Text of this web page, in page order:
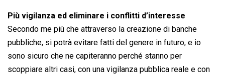
Più vigilanza ed eliminare i conflitti d’interesse
Secondo me più che attraverso la creazione di banche
pubbliche, si potrà evitare fatti del genere in futuro, e io
sono sicuro che ne capiteranno perché stanno per
scoppiare altri casi, con una vigilanza pubblica reale e con